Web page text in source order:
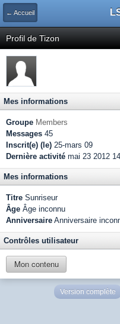
← Accueil
Profil de Tizon
Mes informations
Groupe Members
Messages 45
Inscrit(e) (le) 25-mars 09
Dernière activité mai 23 2012
Mes informations
Titre Sunriseur
Âge Âge inconnu
Anniversaire Anniversaire
Contrôles utilisateur
Mon contenu
Version complète